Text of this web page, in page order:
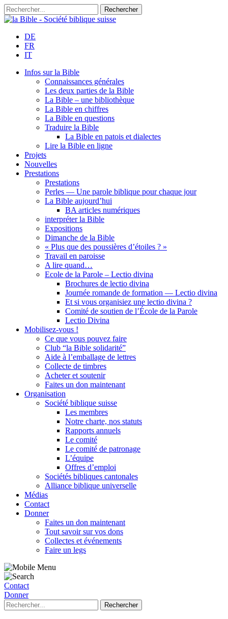
DE
FR
IT
Infos sur la Bible
Connaissances générales
Les deux parties de la Bible
La Bible – une bibliothèque
La Bible en chiffres
La Bible en questions
Traduire la Bible
La Bible en patois et dialectes
Lire la Bible en ligne
Projets
Nouvelles
Prestations
Prestations
Perles — Une parole biblique pour chaque jour
La Bible aujourd’hui
BA articles numériques
interpréter la Bible
Expositions
Dimanche de la Bible
« Plus que des poussières d’étoiles ? »
Travail en paroisse
A lire quand…
Ecole de la Parole – Lectio divina
Brochures de lectio divina
Journée romande de formation — Lectio divina
Et si vous organisiez une lectio divina ?
Comité de soutien de l’École de la Parole
Lectio Divina
Mobilisez-vous !
Ce que vous pouvez faire
Club “la Bible solidarité”
Aide à l’emballage de lettres
Collecte de timbres
Acheter et soutenir
Faites un don maintenant
Organisation
Société biblique suisse
Les membres
Notre charte, nos statuts
Rapports annuels
Le comité
Le comité de patronage
L’équipe
Offres d’emploi
Sociétés bibliques cantonales
Alliance biblique universelle
Médias
Contact
Donner
Faites un don maintenant
Tout savoir sur vos dons
Collectes et événements
Faire un legs
Contact
Donner